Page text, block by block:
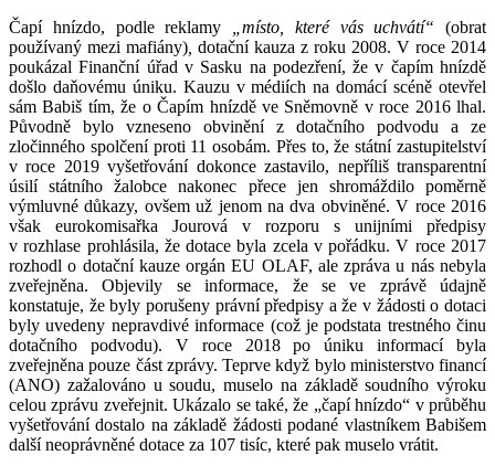
Čapí hnízdo, podle reklamy
„místo, které vás uchvátí“ (obrat
používaný mezi mafiány) dotační kauza z roku 2008. V roce 2014
poukázal Finanční úřad v Sasku na podezření, že v čapím hnízdě
došlo daňovému úniku. Kauzu v médiích na domácí scéně otevřel
sám Babiš tím, že o Čapím hnízdě ve Sněmovně v roce 2016 lhal.
Původně bylo vzneseno obvinění z dotačního podvodu a ze
zločinného spolčení proti 11 osobám. Přes to, že státní zastupitelství
v roce 2019 vyšetřování dokonce zastavilo, nepříliš transparentní
úsilí státního žalobce nakonec přece jen shromáždilo poměrně
výmluvné důkazy, ovšem už jenom na dva obviněné. V roce 2016
však eurokomisařka Jourová v rozporu s unijními předpisy
v rozhlase prohlásila, že dotace byla zcela v pořádku. V roce 2017
rozhodl o dotační kauze orgán EU OLAF, ale zpráva u nás nebyla
zveřejněna. Objevily se informace, že se ve zprávě údajně
konstatuje, že byly porušeny právní předpisy a že v žádosti o dotaci
byly uvedeny nepravdivé informace (což je podstata trestného činu
dotačního podvodu). V roce 2018 po úniku informací byla
zveřejněna pouze část zprávy. Teprve když bylo ministerstvo financí
(ANO) zažalováno u soudu, muselo na základě soudního výroku
celou zprávu zveřejnit. Ukázalo se také, že „čapí hnízdo“ v průběhu
vyšetřování dostalo na základě žádosti podané vlastníkem Babišem
další neoprávněné dotace za 107 tisíc, které pak muselo vrátit.